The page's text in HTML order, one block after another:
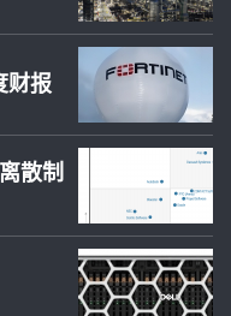
财报
散制